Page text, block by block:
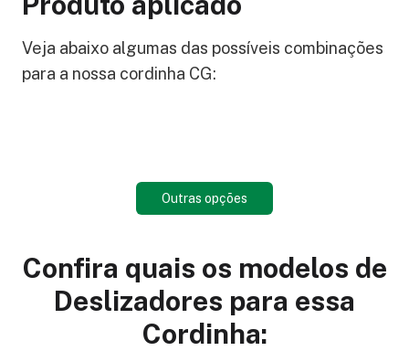
Veja abaixo algumas das possíveis combinações
para a nossa cordinha CG:
Outras opções
Confira quais os modelos de
Deslizadores para essa
Cordinha: